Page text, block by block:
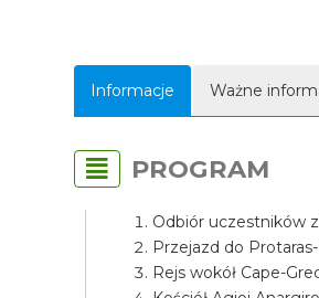
Informacje Ważne
PROGRAM
Odbiór uczestników
Przejazd do
Rejs wokół Cape-